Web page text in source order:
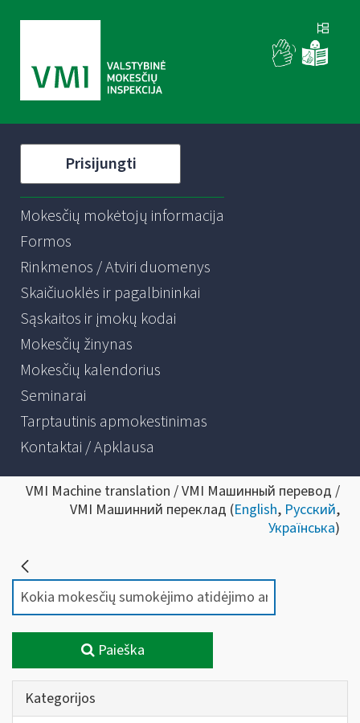
Prisijungti
Mokesčių mokėtojų informacija
Formos
Rinkmenos / Atviri duomenys
Skaičiuoklės ir pagalbininkai
Sąskaitos ir įmokų kodai
Mokesčių žinynas
Mokesčių kalendorius
Seminarai
Tarptautinis apmokestinimas
Kontaktai / Apklausa
VMI Machine translation / VMI Машинный перевод /
VMI Машинний переклад (English, Русский,
Українська)
Paieška
Kategorijos